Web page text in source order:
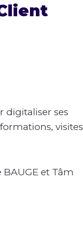
digitaliser ses
visites
et Tâm